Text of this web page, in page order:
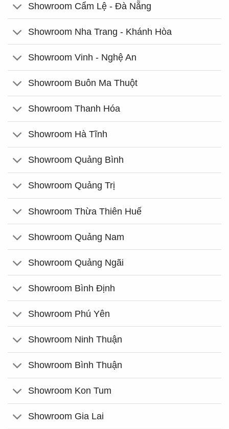
Showroom Cẩm Lệ - Đà Nẵng
Showroom Nha Trang - Khánh Hòa
Showroom Vinh - Nghệ An
Showroom Buôn Ma Thuột
Showroom Thanh Hóa
Showroom Hà Tĩnh
Showroom Quảng Bình
Showroom Quảng Trị
Showroom Thừa Thiên Huế
Showroom Quảng Nam
Showroom Quảng Ngãi
Showroom Bình Định
Showroom Phú Yên
Showroom Ninh Thuận
Showroom Bình Thuận
Showroom Kon Tum
Showroom Gia Lai